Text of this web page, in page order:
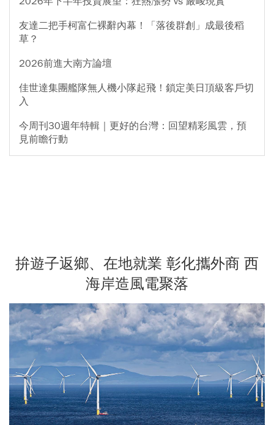
友達二把手柯富仁裸辭內幕！「落後群創」成最後稻
草？
2026前進大南方論壇
佳世達集團艦隊無人機小隊起飛！鎖定美日頂級客戶切
入
今周刊30週年特輯｜更好的台灣：回望精彩風雲，預
見前瞻行動
拚遊子返鄉、在地就業 彰化攜外商 西
海岸造風電聚落